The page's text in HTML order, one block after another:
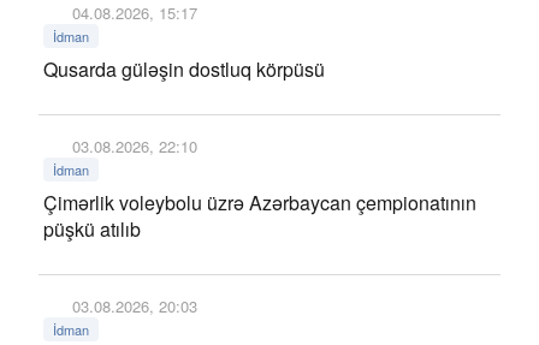
04.08.2026, 15:17
İdman
Qusarda güləşin dostluq körpüsü
03.08.2026, 22:10
İdman
Çimərlik voleybolu üzrə Azərbaycan çempionatının
püşkü atılıb
03.08.2026, 20:03
İdman